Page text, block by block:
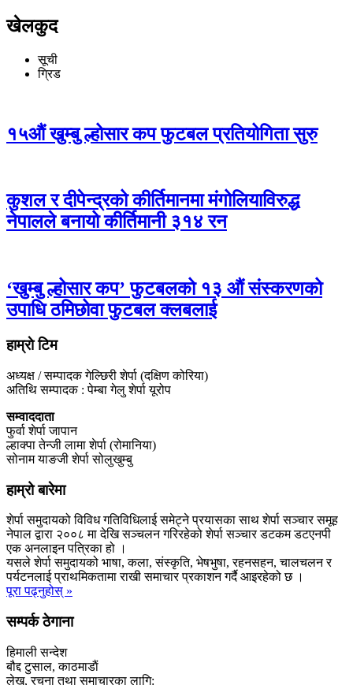
खेलकुद
सूची
ग्रिड
१५औं खुम्बु ल्होसार कप फुटबल प्रतियोगिता सुरु
कुशल र दीपेन्द्रको कीर्तिमानमा मंगोलियाविरुद्ध
नेपालले बनायो कीर्तिमानी ३१४ रन
‘खुम्बु ल्होसार कप’ फुटबलको १३ औं संस्करणको
उपाधि ठमिछोवा फुटबल क्लबलाई
हाम्राे टिम
अध्यक्ष / सम्पादक गेल्छिरी शेर्पा (दक्षिण कोरिया)
अतिथि सम्पादक : पेम्बा गेलु शेर्पा यूरोप
सम्वाददाता
फुर्वा शेर्पा जापान
ल्हाक्पा तेन्जी लामा शेर्पा (रोमानिया)
सोनाम याङजी शेर्पा सोलुखुम्बु
हाम्रो बारेमा
शेर्पा समुदायको विविध गतिविधिलाई समेट्ने प्रयासका साथ शेर्पा सञ्चार समूह
नेपाल द्वारा २००८ मा देखि सञ्चलन गरिरहेको शेर्पा सञ्चार डटकम डटएनपी
एक अनलाइन पत्रिका हो ।
यसले शेर्पा समुदायको भाषा, कला, संस्कृति, भेषभुषा, रहनसहन, चालचलन र
पर्यटनलाई प्राथमिकतामा राखी समाचार प्रकाशन गर्दै आइरहेको छ ।
पूरा पढ्नुहोस् »
सम्पर्क ठेगाना
हिमाली सन्देश
बौद्द टुसाल, काठमाडाैं
लेख, रचना तथा समाचारका लागि: